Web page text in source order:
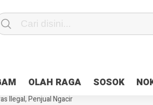
OLAH RAGA SOSOK
Pesan Sejuk Polri di Deklarasi Pemilu
Pilkada Jayapura Cair 10 Persen, Deposit Kas
Ilegal, Penjual Ngacir